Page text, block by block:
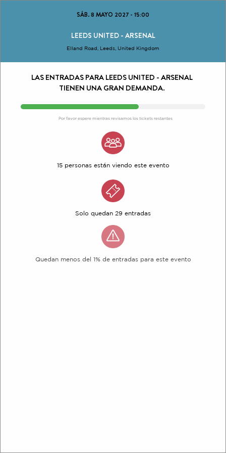
SÁB. 8 MAYO 2027 - 15:00
LEEDS UNITED - ARSENAL
Elland Road, Leeds, United Kingdom
LAS ENTRADAS PARA LEEDS UNITED - ARSENAL
TIENEN UNA GRAN DEMANDA.
Por favor espere mientras revisamos los tickets restantes
15 personas están viendo este evento
Solo quedan 29 entradas
Quedan menos del 1% de entradas para este evento